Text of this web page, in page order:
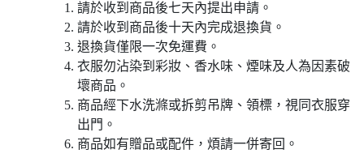
請於收到商品後七天內提出申請。
請於收到商品後十天內完成退換貨。
退換貨僅限一次免運費。
衣服勿沾染到彩妝、香水味、煙味及人為因素破
壞商品。
商品經下水洗滌或拆剪吊牌、領標，視同衣服穿
出門。
商品如有贈品或配件，煩請一併寄回。